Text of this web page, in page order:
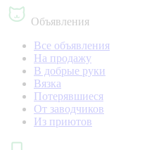
Объявления
Все объявления
На продажу
В добрые руки
Вязка
Потерявшиеся
От заводчиков
Из приютов